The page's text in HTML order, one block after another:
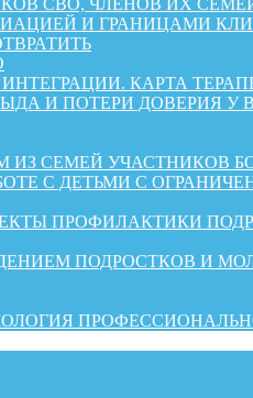
ЧЛЕНОВ ИХ СЕМЕЙ И
И ГРАНИЦАМИ
КАРТА
И ПОТЕРИ ДОВЕРИЯ У
СЕМЕЙ УЧАСТНИКОВ
С ДЕТЬМИ С
ПРОФИЛАКТИКИ
ПОДРОСТКОВ И